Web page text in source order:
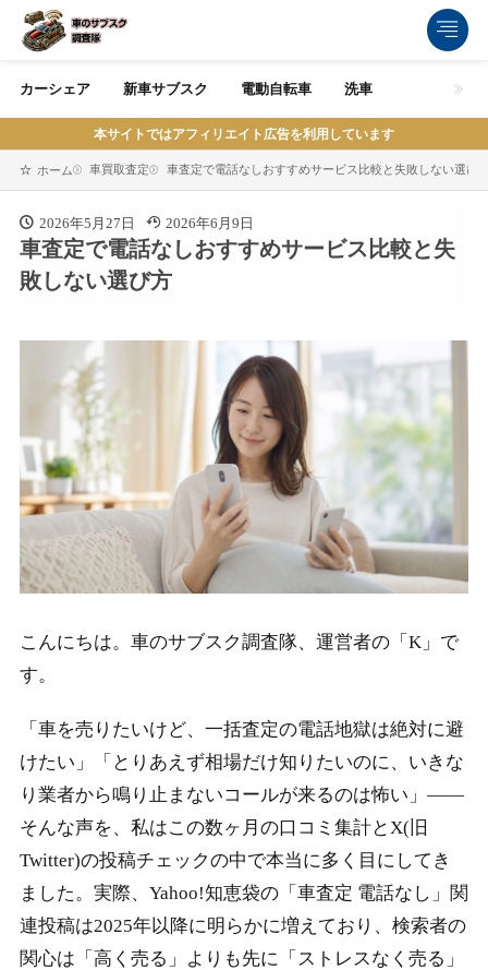
カーシェア 新車サブスク 電動自転車 洗車
本サイトではアフィリエイト広告を利用しています
ホーム 車買取査定 車査定で電話なしおすすめサービス比較と失敗しない選び
2026年5月27日 2026年6月9日
車査定で電話なしおすすめサービス比較と失
敗しない選び方
こんにちは。車のサブスク調査隊、運営者の「K」で
す。
「車を売りたいけど、一括査定の電話地獄は絶対に避
けたい」「とりあえず相場だけ知りたいのに、いきな
り業者から鳴り止まないコールが来るのは怖い」――
そんな声を、私はこの数ヶ月の口コミ集計とX(旧
Twitter)の投稿チェックの中で本当に多く目にしてき
ました。実際、Yahoo!知恵袋の「車査定 電話なし」関
連投稿は2025年以降に明らかに増えており、検索者の
関心は「高く売る」よりも先に「ストレスなく売る」